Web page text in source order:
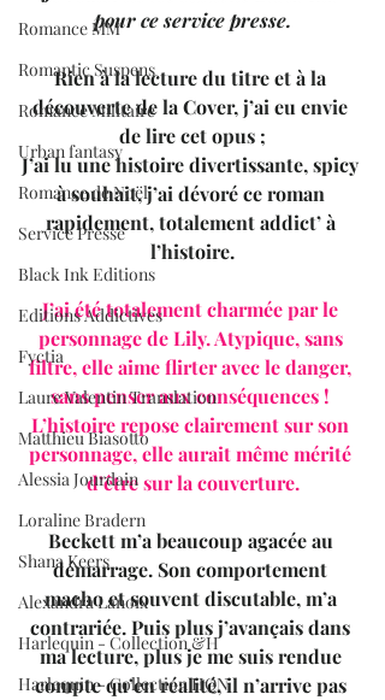
Romance MM
Romantic Suspens
Romance Militaire
Urban fantasy
Romance de Noël
Service Presse
Black Ink Editions
Editions Addictives
Fyctia
Laure Valentin Translation
Matthieu Biasotto
Alessia Jourdain
Loraline Bradern
Shana Keers
Alexandra Lanoix
Harlequin - Collection &H
Harlequin - Collection HQN
pour ce service presse.
Rien à la lecture du titre et à la
découverte de la Cover, j’ai eu envie
de lire cet opus ;
J’ai lu une histoire divertissante, spicy
à souhait, j’ai dévoré ce roman
rapidement, totalement addict’ à
l’histoire.
J’ai été totalement charmée par le
personnage de Lily. Atypique, sans
filtre, elle aime flirter avec le danger,
sans penser aux conséquences !
L’histoire repose clairement sur son
personnage, elle aurait même mérité
d’être sur la couverture.
Beckett m’a beaucoup agacée au
démarrage. Son comportement
macho et souvent discutable, m’a
contrariée. Puis plus j’avançais dans
ma lecture, plus je me suis rendue
compte qu’en réalité, il n’arrive pas